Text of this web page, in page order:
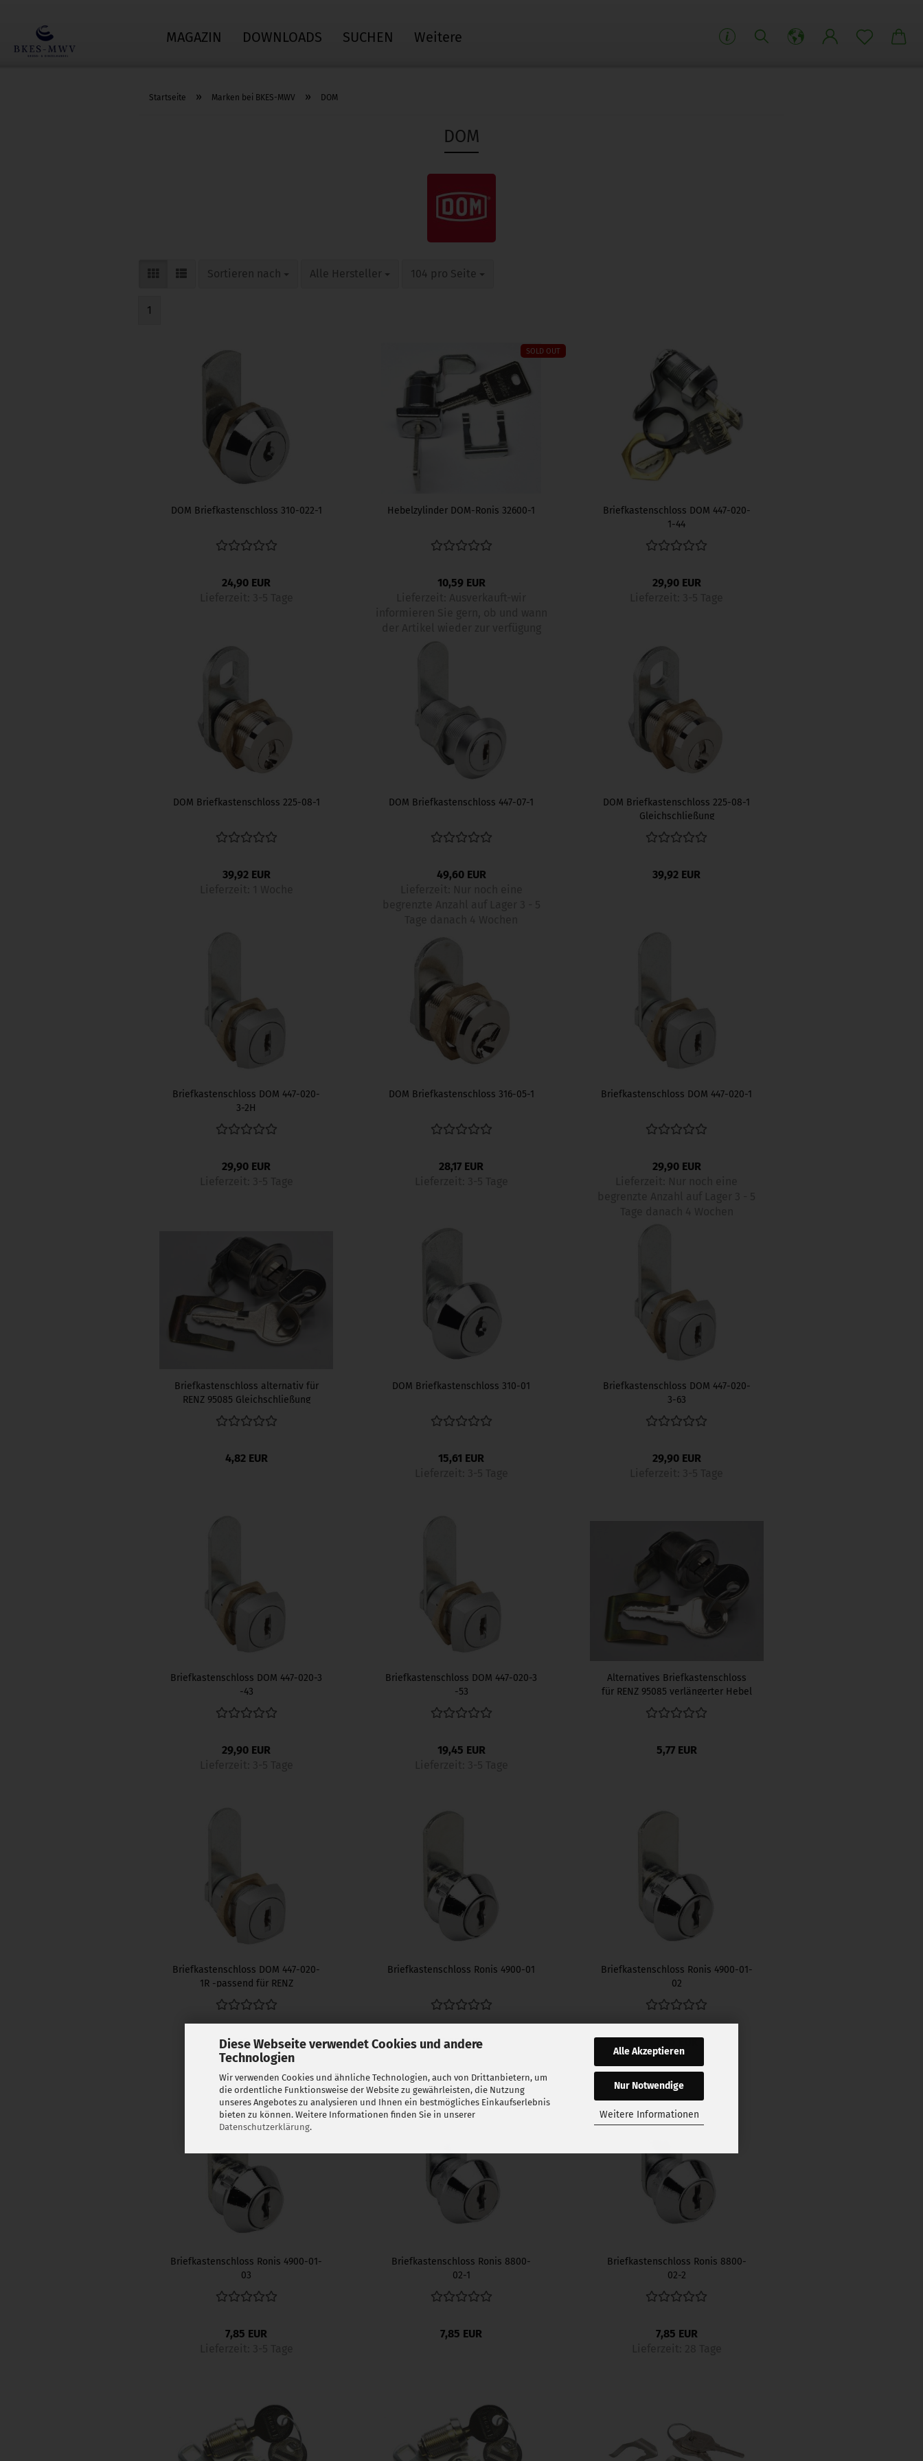
Diese Webseite verwendet Cookies und andere
Technologien
Wir verwenden Cookies und ähnliche Technologien, auch von Drittanbietern, um
die ordentliche Funktionsweise der Website zu gewährleisten, die Nutzung
unseres Angebotes zu analysieren und Ihnen ein bestmögliches Einkaufserlebnis
bieten zu können. Weitere Informationen finden Sie in unserer
Datenschutzerklärung.
Alle Akzeptieren
Nur Notwendige
Weitere Informationen
MAGAZIN DOWNLOADS SUCHEN Weitere
Startseite » Marken bei BKES-MWV » DOM
DOM
Sortieren nach
Sortieren nach Alle Hersteller
pro Seite 104 pro Seite
pro Seite
1
DOM Briefkastenschloss 310-022-1
24,90 EUR
SOLD OUT
Hebelzylinder DOM-Ronis 32600-1
10,59 EUR
Briefkastenschloss DOM 447-020-
1-44
29,90 EUR
DOM Briefkastenschloss 225-08-1
39,92 EUR
DOM Briefkastenschloss 447-07-1
49,60 EUR
DOM Briefkastenschloss 225-08-1
Gleichschließung
39,92 EUR
Briefkastenschloss DOM 447-020-
3-2H
29,90 EUR
DOM Briefkastenschloss 316-05-1
28,17 EUR
Briefkastenschloss DOM 447-020-1
29,90 EUR
Briefkastenschloss alternativ für
RENZ 95085 Gleichschließung
4,82 EUR
DOM Briefkastenschloss 310-01
15,61 EUR
Briefkastenschloss DOM 447-020-
3-63
29,90 EUR
Briefkastenschloss DOM 447-020-3
-43
29,90 EUR
Briefkastenschloss DOM 447-020-3
-53
19,45 EUR
Alternatives Briefkastenschloss
für RENZ 95085 verlängerter Hebel
( 32 mm)
5,77 EUR
Briefkastenschloss DOM 447-020-
1R -passend für RENZ
29,90 EUR
Lieferzeit:28 Tage
Briefkastenschloss Ronis 4900-01
7,85 EUR
Briefkastenschloss Ronis 4900-01-
02
7,85 EUR
Lieferzeit:3-5 Tage
Briefkastenschloss Ronis 4900-01-
03
7,85 EUR
Briefkastenschloss Ronis 8800-
02-1
7,85 EUR
Briefkastenschloss Ronis 8800-
02-2
7,85 EUR